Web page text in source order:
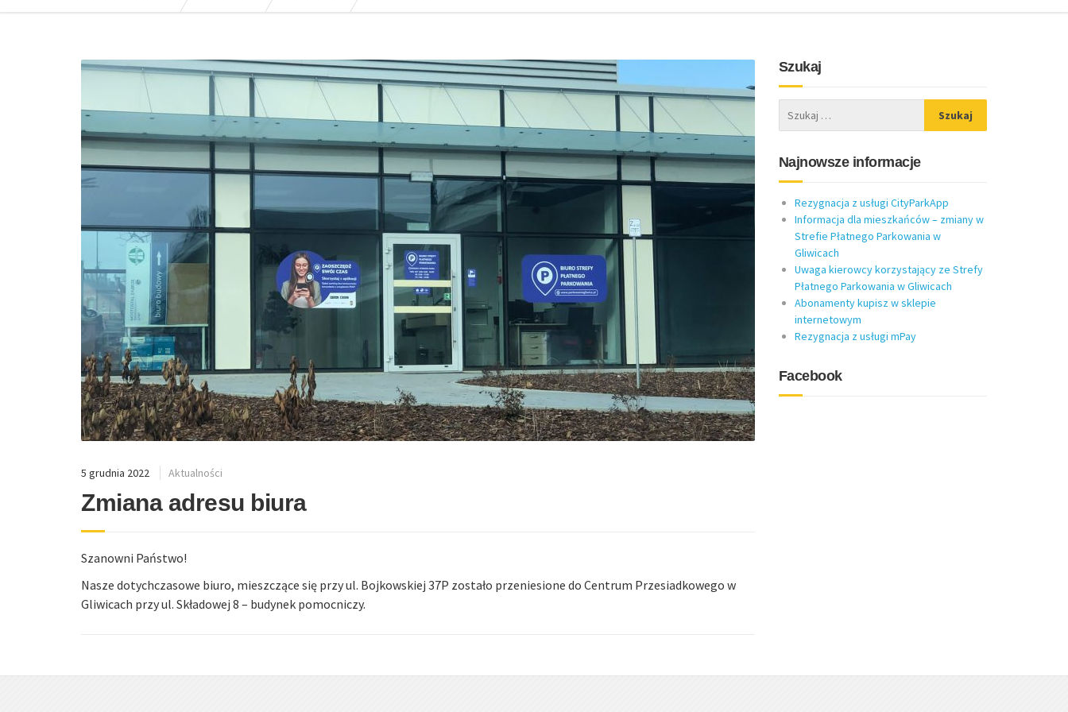
5 grudnia 2022 Aktualności
Zmiana adresu biura
Szanowni Państwo!
Nasze dotychczasowe biuro, mieszczące się przy ul. Bojkowskiej 37P zostało przeniesione do Centrum Przesiadkowego w
Gliwicach przy ul. Składowej 8 – budynek pomocniczy.
Szukaj
Najnowsze informacje
Rezygnacja z usługi CityParkApp
Informacja dla mieszkańców – zmiany w
Strefie Płatnego Parkowania w
Gliwicach
Uwaga kierowcy korzystający ze Strefy
Płatnego Parkowania w Gliwicach
Abonamenty kupisz w sklepie
internetowym
Rezygnacja z usługi mPay
Facebook